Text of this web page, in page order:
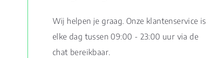
Wij helpen je graag. Onze klantenservice is
elke dag tussen 09:00 - 23:00 uur via de
chat bereikbaar.